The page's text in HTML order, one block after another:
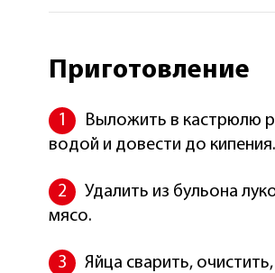
Приготовление
Выложить в кастрюлю
водой и довести до
Удалить из бульона
мясо.
Яйца сварить,